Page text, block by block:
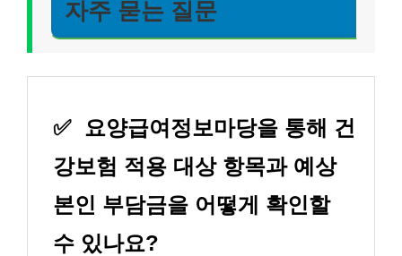
자주 묻는 질문
✅ 요양급여정보마당을 통해 건
강보험 적용 대상 항목과 예상
본인 부담금을 어떻게 확인할
수 있나요?